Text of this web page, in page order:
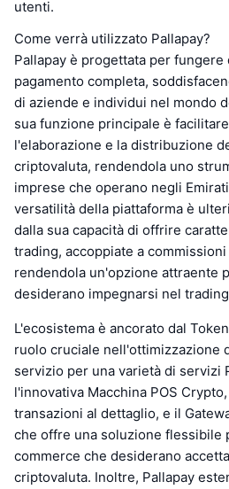
utenti.
Come verrà utilizzato Pallapay?
Pallapay è progettata per fungere
pagamento completa,
di aziende e individui nel mondo
sua funzione principale è
l'elaborazione e la distribuzione
criptovaluta, rendendola uno
imprese che operano negli
versatilità della piattaforma è
dalla sua capacità di offrire
trading, accoppiate a
rendendola un'opzione attraente
desiderano impegnarsi nel
L'ecosistema è ancorato dal
ruolo cruciale nell'ottimizzazione
servizio per una varietà di servizi
l'innovativa Macchina POS
transazioni al dettaglio, e il
che offre una soluzione flessibile
commerce che desiderano
criptovaluta. Inoltre, Pallapay